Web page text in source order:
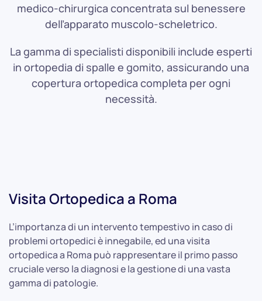
medico-chirurgica concentrata sul benessere
dell’apparato muscolo-scheletrico.
La gamma di specialisti disponibili include esperti
in ortopedia di spalle e gomito, assicurando una
copertura ortopedica completa per ogni
necessità.
Visita Ortopedica a Roma
L’importanza di un intervento tempestivo in caso di
problemi ortopedici è innegabile, ed una visita
ortopedica a Roma può rappresentare il primo passo
cruciale verso la diagnosi e la gestione di una vasta
gamma di patologie.